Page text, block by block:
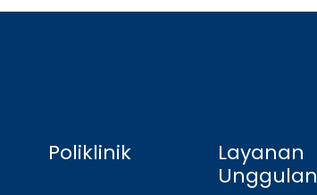
Poliklinik
Layanan
Unggulan